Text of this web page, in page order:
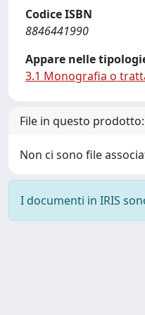
Codice ISBN
8846441990
Appare nelle
3.1 Monografia o
File in questo prodotto:
Non ci sono file
I documenti in IRIS